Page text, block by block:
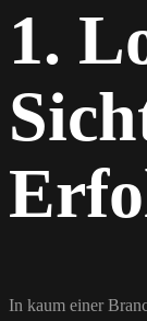
1.
In kaum einer